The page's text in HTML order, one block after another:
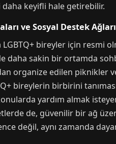
keyifli hale getirebilir.
ve Sosyal Destek Ağları
LGBTQ+ bireyler için resmi
daha sakin bir ortamda
organize edilen piknikler
bireylerin birbirini
yardım almak
de, güvenilir bir ağ
değil, aynı zamanda